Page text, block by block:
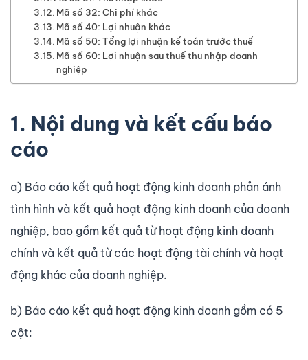
Mã số 32: Chi phí khác
Mã số 40: Lợi nhuận khác
Mã số 50: Tổng lợi nhuận kế toán trước thuế
Mã số 60: Lợi nhuận sau thuế thu nhập doanh
nghiệp
1. Nội dung và kết cấu báo
cáo
a) Báo cáo kết quả hoạt động kinh doanh phản ánh
tình hình và kết quả hoạt động kinh doanh của doanh
nghiệp, bao gồm kết quả từ hoạt động kinh doanh
chính và kết quả từ các hoạt động tài chính và hoạt
động khác của doanh nghiệp.
b) Báo cáo kết quả hoạt động kinh doanh gồm có 5
cột: